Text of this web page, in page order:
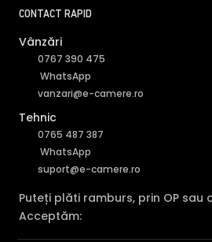
CONTACT RAPID
Vânzări
0767 390 475
WhatsApp
vanzari@e-camere.ro
Tehnic
0765 487 387
WhatsApp
suport@e-camere.ro
Puteți plăti ramburs, prin OP sau
Acceptăm: